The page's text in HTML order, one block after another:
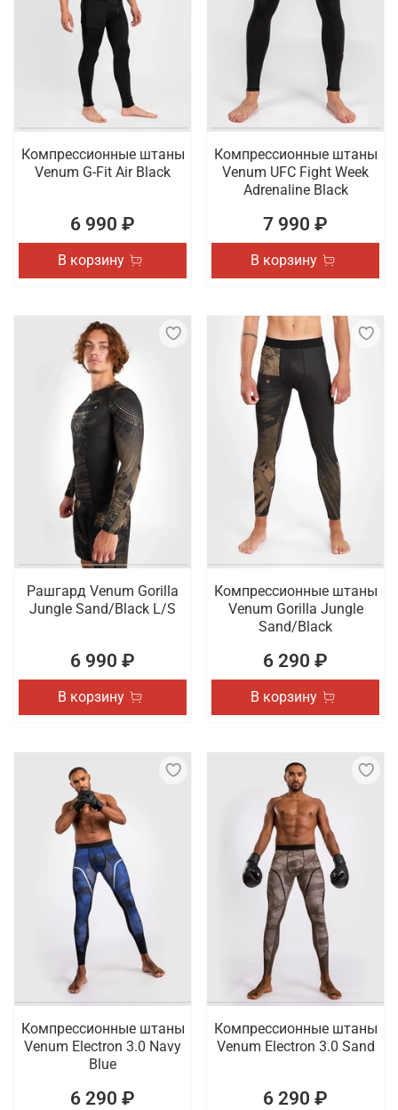
Компрессионные штаны
Venum G-Fit Air Black
6 990 ₽
В корзину
Компрессионные штаны
Venum UFC Fight Week
Adrenaline Black
7 990 ₽
В корзину
Рашгард Venum Gorilla
Jungle Sand/Black L/S
6 990 ₽
В корзину
Компрессионные штаны
Venum Gorilla Jungle
Sand/Black
6 290 ₽
В корзину
Компрессионные штаны
Venum Electron 3.0 Navy
Blue
6 290 ₽
Компрессионные штаны
Venum Electron 3.0 Sand
6 290 ₽